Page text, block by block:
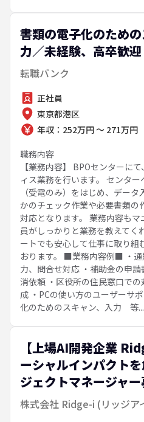
書類の電子化のため
力／未経験、高卒歓迎
転職バンク
正社員
東京都港区
年収：252万円 ～ 271万円
職務内容
【業務内容】 BPOセンターに
ィス業務を行います。 センタ
（受電のみ）をはじめ、デー
かのチェック作業や必要書類の
対応となります。 業務内容も
員がしっかりと業務を教えてく
ートでも安心して仕事に取り組
おります。 ■業務内容例■ ・
力、問合せ対応 ・補助金の申
消依頼 ・区役所の住民窓口で
成 ・PCの使い方のユーザーサ
化のためのスキャン、入力 等...
【上場AI開発企業
ーシャルインパクト
ジェクトマネージャー
株式会社 Ridge-i (リッジア